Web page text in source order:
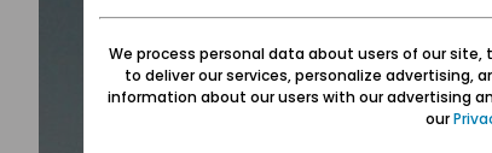
We process personal data about users of our
to deliver our services, personalize advertising,
information about our users with our advertising
our